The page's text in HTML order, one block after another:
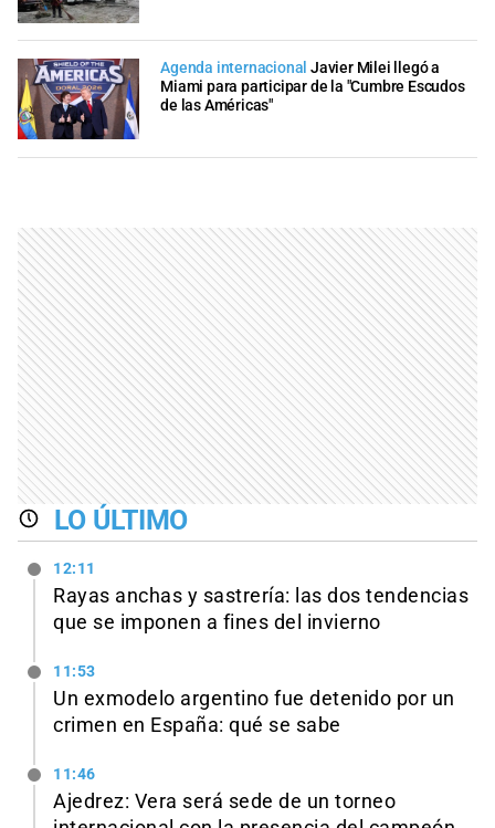
Agenda internacional Javier Milei llegó a
Miami para participar de la "Cumbre Escudos
de las Américas"
LO ÚLTIMO
12:11
Rayas anchas y sastrería: las dos tendencias
que se imponen a fines del invierno
11:53
Un exmodelo argentino fue detenido por un
crimen en España: qué se sabe
11:46
Ajedrez: Vera será sede de un torneo